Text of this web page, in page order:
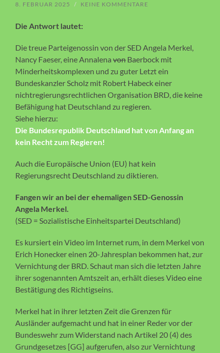
8. FEBRUAR 2025 / KEINE KOMMENTARE
Die Antwort lautet:
Die treue Parteigenossin von der SED Angela Merkel,
Nancy Faeser, eine AnnalenavonBaerbock mit
Minderheitskomplexen und zu guter Letzt ein
Bundeskanzler Scholz mit Robert Habeck einer
nichtregierungsrechtlichen Organisation BRD, die keine
Befähigung hat Deutschland zu regieren.
Siehe hierzu:
Die Bundesrepublik Deutschland hat von Anfang an
kein Recht zum Regieren!
Auch die Europäische Union (EU) hat kein
Regierungsrecht Deutschland zu diktieren.
Fangen wir an bei der ehemaligen SED-Genossin
Angela Merkel.
(SED = Sozialistische Einheitspartei Deutschland)
Es kursiert ein Video im Internet rum, in dem Merkel von
Erich Honecker einen 20-Jahresplan bekommen hat, zur
Vernichtung der BRD. Schaut man sich die letzten Jahre
ihrer sogenannten Amtszeit an, erhält dieses Video eine
Bestätigung des Richtigseins.
Merkel hat in ihrer letzten Zeit die Grenzen für
Ausländer aufgemacht und hat in einer Reder vor der
Bundeswehr zum Widerstand nach Artikel 20 (4) des
Grundgesetzes [GG] aufgerufen, also zur Vernichtung